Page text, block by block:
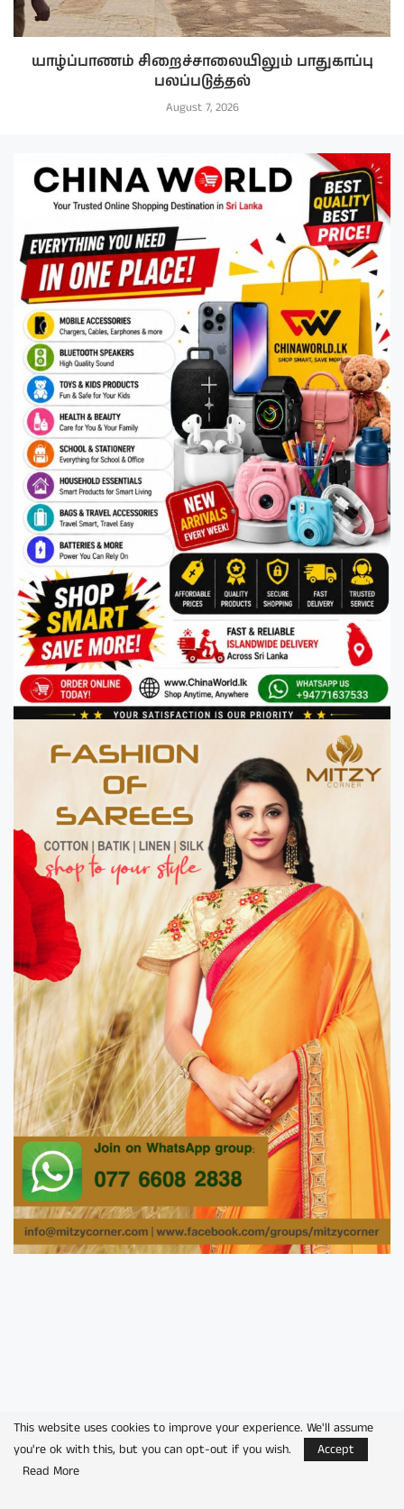
யாழ்ப்பாணம் சிறைச்சாலையிலும் பாதுகாப்பு
பலப்படுத்தல்
August 7, 2026
This website uses cookies to improve your experience. We'll assume
you're ok with this, but you can opt-out if you wish.
Accept
Read More